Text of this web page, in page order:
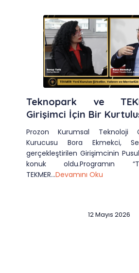
Teknopark ve
Girişimci İçin Bir
Prozon Kurumsal Teknoloji
Kurucusu Bora Ekmekci,
gerçekleştirilen Girişimcinin
konuk oldu.Programın
TEKMER...Devamını Oku
12 Mayıs 2026